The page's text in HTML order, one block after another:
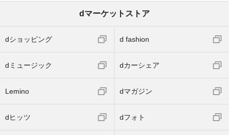
dマーケットストア
dショッピング d fashion
dミュージック dカーシェア
Lemino dマガジン
dヒッツ dフォト